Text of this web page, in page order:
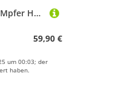
HEZHANG Fahrrad DäMpfer Hydraulische hintere Stoßdämpfer 120 125 150 165 190 MM MTB. Fahrradabsorption for Mountainbicycle Roller(190 mm 1000 LBS)
59,90 €
um 00:03; der
haben.